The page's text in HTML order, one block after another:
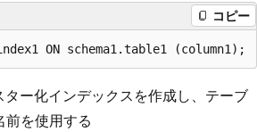
コピー
ター化インデックスを作成し、テーブ
前を使用する